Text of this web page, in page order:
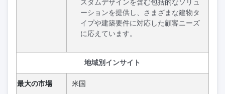
ーションを提供し、さまざまな建物タ
イプや建築要件に対応した顧客ニーズ
に応えています。
地域別インサイト
最大の市場
米国